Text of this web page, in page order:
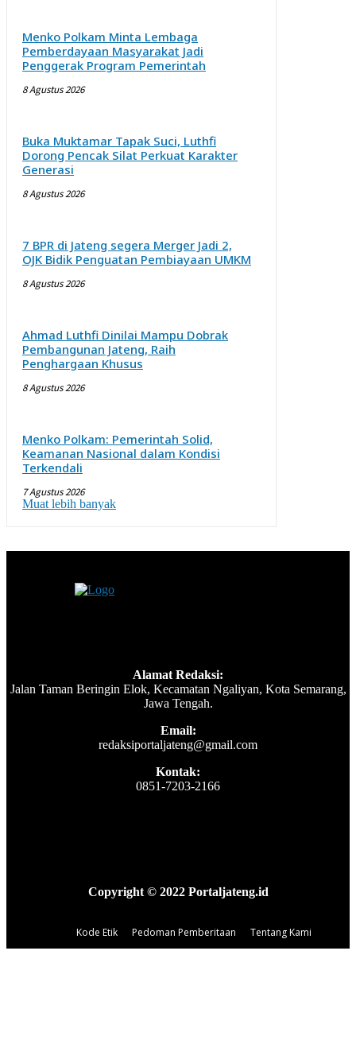
Menko Polkam Minta Lembaga
Pemberdayaan Masyarakat Jadi
Penggerak Program Pemerintah
8 Agustus 2026
Buka Muktamar Tapak Suci, Luthfi
Dorong Pencak Silat Perkuat Karakter
Generasi
8 Agustus 2026
7 BPR di Jateng segera Merger Jadi 2,
OJK Bidik Penguatan Pembiayaan UMKM
8 Agustus 2026
Ahmad Luthfi Dinilai Mampu Dobrak
Pembangunan Jateng, Raih
Penghargaan Khusus
8 Agustus 2026
Menko Polkam: Pemerintah Solid,
Keamanan Nasional dalam Kondisi
Terkendali
7 Agustus 2026
Muat lebih banyak
Alamat Redaksi:
Jalan Taman Beringin Elok, Kecamatan Ngaliyan, Kota Semarang,
Jawa Tengah.
Email:
redaksiportaljateng@gmail.com
Kontak:
0851-7203-2166
Copyright © 2022 Portaljateng.id
Kode Etik Pedoman Pemberitaan Tentang Kami